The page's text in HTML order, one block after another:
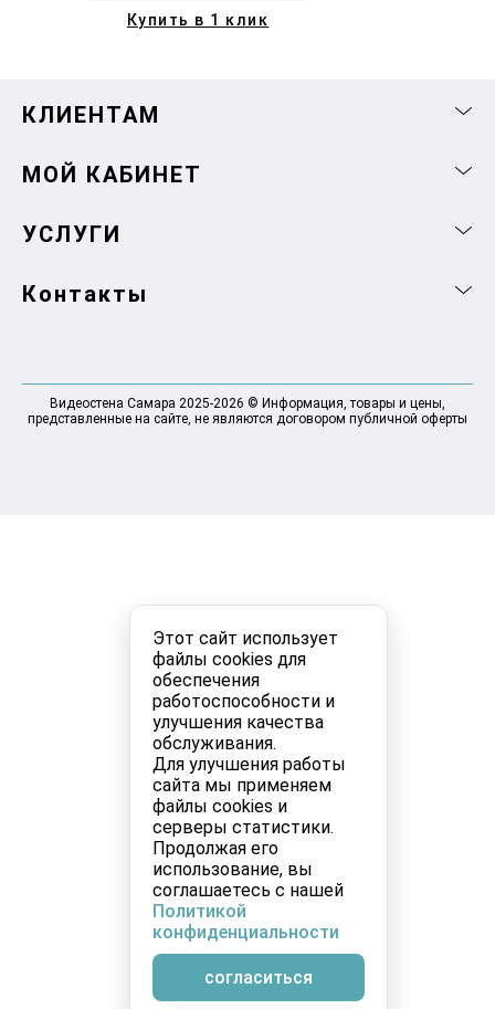
Этот сайт использует
файлы cookies для
обеспечения
работоспособности и
улучшения качества
обслуживания.
Для улучшения работы
сайта мы применяем
файлы cookies и
серверы статистики.
Продолжая его
использование, вы
соглашаетесь с нашей
Политикой
конфиденциальности
согласиться
Купить в 1 клик
КЛИЕНТАМ
МОЙ КАБИНЕТ
УСЛУГИ
Контакты
Видеостена Самара 2025-2026 © Информация, товары и цены,
представленные на сайте, не являются договором публичной оферты